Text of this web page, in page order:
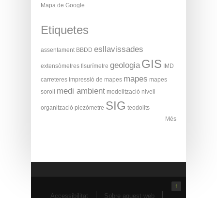
Mapa de Google
Etiquetes
assentament BBDD esllavissades
extensòmetres fisurímetre geologia GIS
IMD
carreteres impressió de mapes mapes mapes
soroll
medi ambient modelització nivell
organització piezòmetre SIG teodolits
Més
↑
Accessibilitat Sobre aquest web